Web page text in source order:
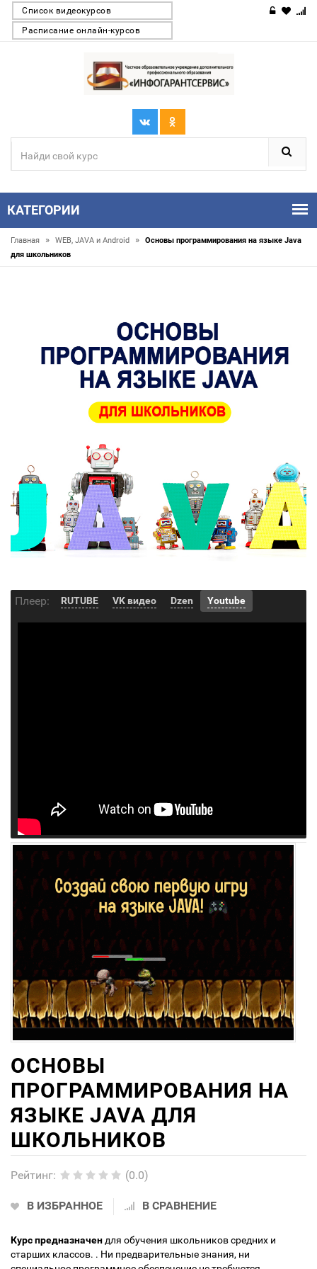
Список видеокурсов
Расписание онлайн-курсов
КАТЕГОРИИ
Главная » WEB, JAVA и Android »
Основы программирования на языке Java
для школьников
Плеер: RUTUBE VK видео Dzen Youtube
ОСНОВЫ
ПРОГРАММИРОВАНИЯ НА
ЯЗЫКЕ JAVA ДЛЯ
ШКОЛЬНИКОВ
Рейтинг: (0.0)
В ИЗБРАННОЕ В СРАВНЕНИЕ
Курс предназначен для обучения школьников средних и
старших классов. . Ни предварительные знания, ни